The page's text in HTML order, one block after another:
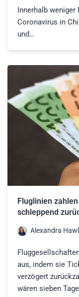
Innerhalb
Coronavirus in
und…
Fluglinien
schleppend
Alexandra
aus, indem sie
verzögert
wären sieben